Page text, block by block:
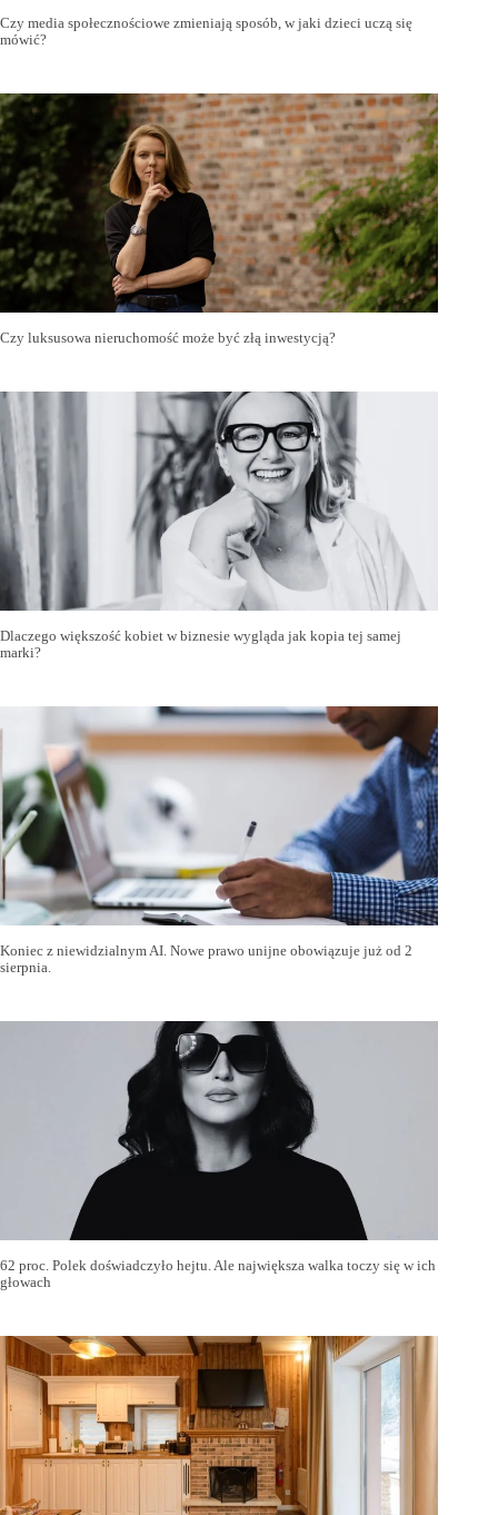
Czy media społecznościowe zmieniają sposób, w jaki dzieci uczą się
mówić?
Czy luksusowa nieruchomość może być złą inwestycją?
Dlaczego większość kobiet w biznesie wygląda jak kopia tej samej
marki?
Koniec z niewidzialnym AI. Nowe prawo unijne obowiązuje już od 2
sierpnia.
62 proc. Polek doświadczyło hejtu. Ale największa walka toczy się w ich
głowach